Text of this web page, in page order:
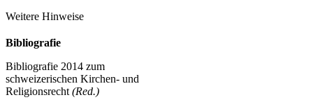
Weitere Hinweise
Bibliografie
Bibliografie 2014 zum
schweizerischen Kirchen- und
Religionsrecht (Red.)